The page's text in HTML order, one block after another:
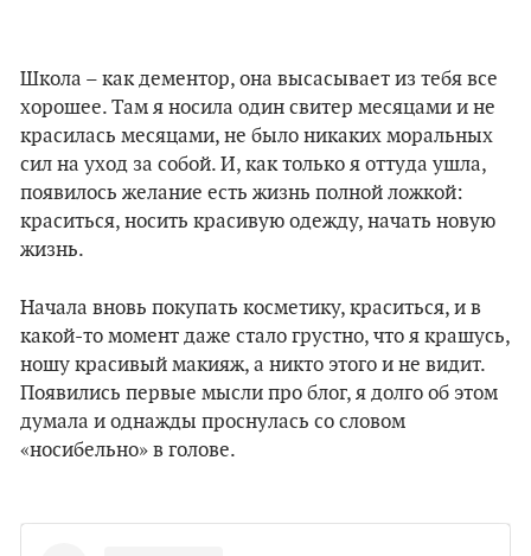
Школа – как дементор, она высасывает из тебя все
хорошее. Там я носила один свитер месяцами и не
красилась месяцами, не было никаких моральных
сил на уход за собой. И, как только я оттуда ушла,
появилось желание есть жизнь полной ложкой:
краситься, носить красивую одежду, начать новую
жизнь.
Начала вновь покупать косметику, краситься, и в
какой-то момент даже стало грустно, что я крашусь,
ношу красивый макияж, а никто этого и не видит.
Появились первые мысли про блог, я долго об этом
думала и однажды проснулась со словом
«носибельно» в голове.